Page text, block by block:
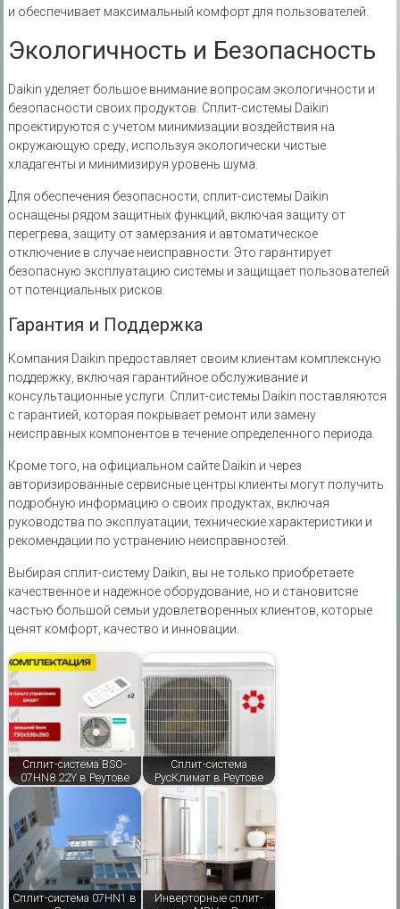
и обеспечивает максимальный комфорт для пользователей.
Экологичность и Безопасность
Daikin уделяет большое внимание вопросам экологичности и
безопасности своих продуктов. Сплит-системы Daikin
проектируются с учетом минимизации воздействия на
окружающую среду, используя экологически чистые
хладагенты и минимизируя уровень шума.
Для обеспечения безопасности, сплит-системы Daikin
оснащены рядом защитных функций, включая защиту от
перегрева, защиту от замерзания и автоматическое
отключение в случае неисправности. Это гарантирует
безопасную эксплуатацию системы и защищает пользователей
от потенциальных рисков.
Гарантия и Поддержка
Компания Daikin предоставляет своим клиентам комплексную
поддержку, включая гарантийное обслуживание и
консультационные услуги. Сплит-системы Daikin поставляются
с гарантией, которая покрывает ремонт или замену
неисправных компонентов в течение определенного периода.
Кроме того, на официальном сайте Daikin и через
авторизированные сервисные центры клиенты могут получить
подробную информацию о своих продуктах, включая
руководства по эксплуатации, технические характеристики и
рекомендации по устранению неисправностей.
Выбирая сплит-систему Daikin, вы не только приобретаете
качественное и надежное оборудование, но и становитсяе
частью большой семьи удовлетворенных клиентов, которые
ценят комфорт, качество и инновации.
Сплит-система BSO-
07HN8 22Y в Реутове
Сплит-система
РусКлимат в Реутове
Сплит-система 07HN1 в
Инверторные сплит-